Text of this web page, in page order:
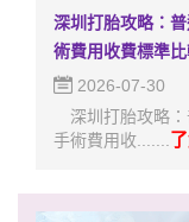
深圳打胎攻略：
術費用收費標準比
2026-07-30
深圳打胎攻略：
手術費用收.......